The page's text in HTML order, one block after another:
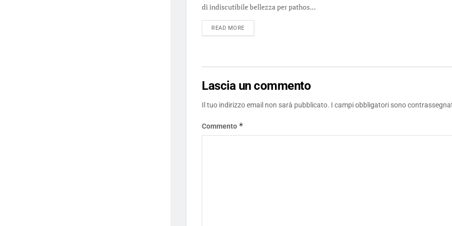
di indiscutibile bellezza per pathos...
READ MOREDETAILS
Lascia un commento
Il tuo indirizzo email non sarà pubblicato. I campi obbligatori sono
Commento *